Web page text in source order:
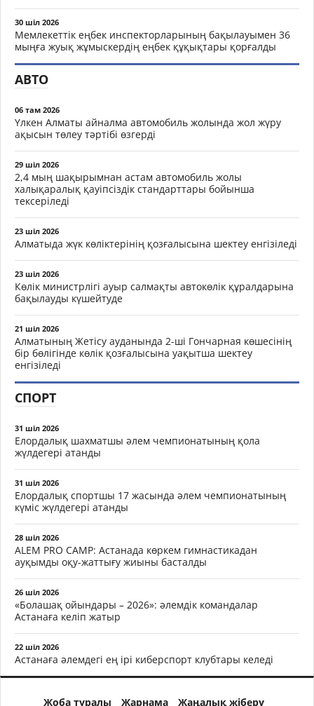
30 шіл 2026
Мемлекеттік еңбек инспекторларының бақылауымен 36
мыңға жуық жұмыскердің еңбек құқықтары қорғалды
АВТО
06 там 2026
Үлкен Алматы айналма автомобиль жолында жол жүру
ақысын төлеу тәртібі өзгерді
29 шіл 2026
2,4 мың шақырымнан астам автомобиль жолы
халықаралық қауіпсіздік стандарттары бойынша
тексеріледі
23 шіл 2026
Алматыда жүк көліктерінің қозғалысына шектеу енгізіледі
23 шіл 2026
Көлік министрлігі ауыр салмақты автокөлік құралдарына
бақылауды күшейтуде
21 шіл 2026
Алматының Жетісу ауданында 2-ші Гончарная көшесінің
бір бөлігінде көлік қозғалысына уақытша шектеу
енгізіледі
СПОРТ
31 шіл 2026
Елордалық шахматшы әлем чемпионатының қола
жүлдегері атанды
31 шіл 2026
Елордалық спортшы 17 жасында әлем чемпионатының
күміс жүлдегері атанды
28 шіл 2026
ALEM PRO CAMP: Астанада көркем гимнастикадан
ауқымды оқу-жаттығу жиыны басталды
26 шіл 2026
«Болашақ ойындары – 2026»: әлемдік командалар
Астанаға келіп жатыр
22 шіл 2026
Астанаға әлемдегі ең ірі киберспорт клубтары келеді
Жоба туралы Жарнама Жаңалық жіберу